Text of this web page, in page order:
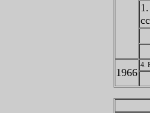
1966
4.